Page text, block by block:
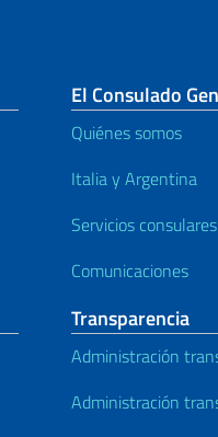
El Consulado
Quiénes somos
Italia y Argentina
Servicios
Comunicaciones
Transparencia
Administración
Administración